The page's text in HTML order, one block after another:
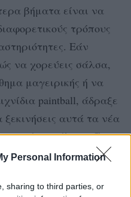
Personal Information
sharing to third parties, or
βήματα είναι να
τρόπους
Εάν
να χορεύεις σάλσα,
μαγειρικής ή να
paintball, άδραξε
αυτά τα νέα
νέους φίλους. Όχι
συναντήσεις
ακόμα και